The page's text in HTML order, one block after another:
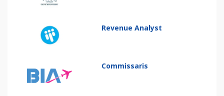
Revenue Analyst
Commissaris